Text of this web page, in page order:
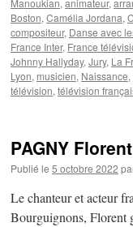
Manoukian, animateur,
Boston, Camélia Jordana,
compositeur, Danse avec
France Inter, France
Johnny Hallyday, Jury, La
Lyon, musicien, Naissance,
télévision, télévision
PAGNY Florent
Publié le 5 octobre 2022
Le chanteur et acteur
Bourguignons, Florent